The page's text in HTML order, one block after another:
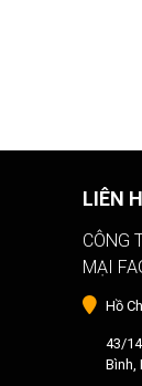
LIÊN
CÔNG
MẠI
Hồ
43/
Bình,